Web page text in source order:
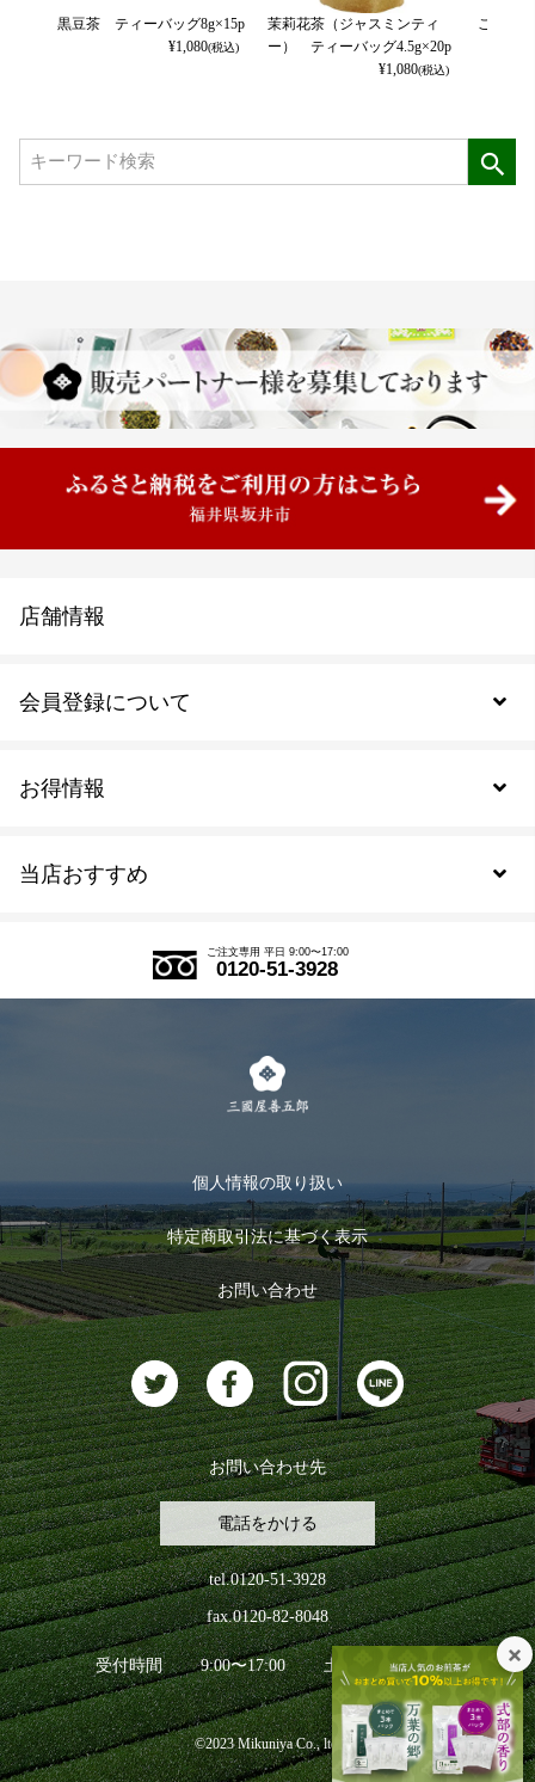
黒豆茶 ティーバッグ8g×15p
¥1,080(税込)
茉莉花茶（ジャスミンティ
ー） ティーバッグ4.5g×20p
¥1,080(税込)
ごぼう
当店おすすめ
式部の香りシリーズ
お茶のギフト
おすすめのお茶
お茶に合うスイーツ
お得情報
会員登録について
会員規約について
ログイン
ログアウト
店舗情報
ご注文専用 平日 9:00〜17:00
0120-51-3928
個人情報の取り扱い
特定商取引法に基づく表示
お問い合わせ
お問い合わせ先
電話をかける
tel.0120-51-3928
fax.0120-82-8048
受付時間 9:00〜17:00 土日祝日を除く
©2023 Mikuniya Co., ltd.